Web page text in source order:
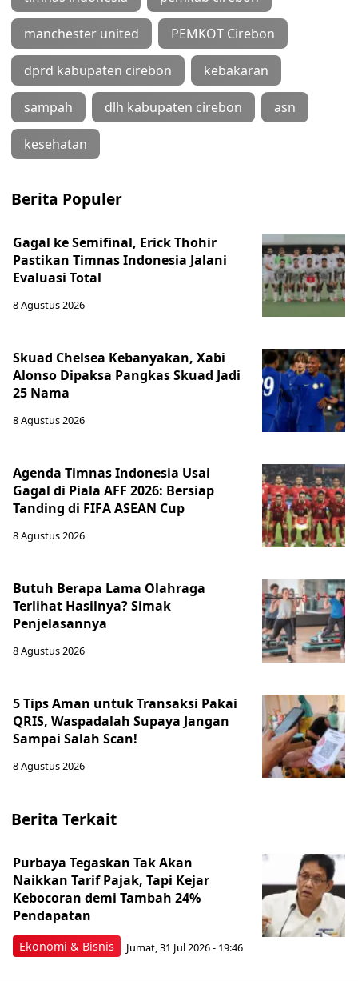
manchester united PEMKOT Cirebon
dprd kabupaten cirebon kebakaran
sampah dlh kabupaten cirebon asn
kesehatan
Berita Populer
Gagal ke Semifinal, Erick Thohir
Pastikan Timnas Indonesia Jalani
Evaluasi Total
8 Agustus 2026
Skuad Chelsea Kebanyakan, Xabi
Alonso Dipaksa Pangkas Skuad Jadi
25 Nama
8 Agustus 2026
Agenda Timnas Indonesia Usai
Gagal di Piala AFF 2026: Bersiap
Tanding di FIFA ASEAN Cup
8 Agustus 2026
Butuh Berapa Lama Olahraga
Terlihat Hasilnya? Simak
Penjelasannya
8 Agustus 2026
5 Tips Aman untuk Transaksi Pakai
QRIS, Waspadalah Supaya Jangan
Sampai Salah Scan!
8 Agustus 2026
Berita Terkait
Ekonomi & Bisnis
Purbaya Tegaskan Tak Akan
Naikkan Tarif Pajak, Tapi Kejar
Kebocoran demi Tambah 24%
Pendapatan
Jumat, 31 Jul 2026 - 19:46